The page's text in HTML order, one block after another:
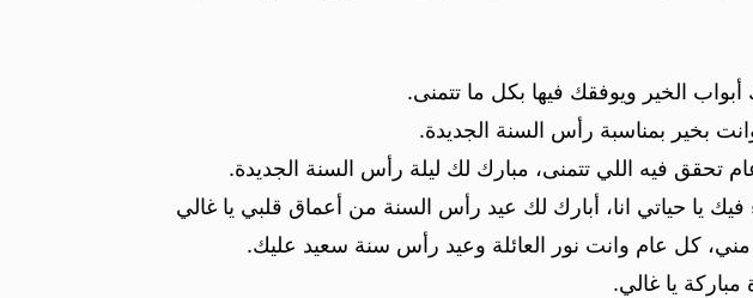
الخير ويوفقك فيها بكل ما تتمنى.
بخير بمناسبة رأس السنة الجديدة.
فيه اللي تتمنى، مبارك لك ليلة رأس السنة الجديدة.
يا حياتي انا، أبارك لك عيد رأس السنة من أعماق قلبي يا غالي
كل عام وانت نور العائلة وعيد رأس سنة سعيد عليك.
يا غالي.